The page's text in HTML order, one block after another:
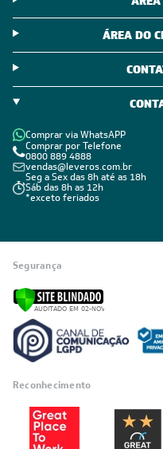
ÁREA DO
Comprar via WhatsAPP
Comprar por Telefone
0800 889 4888
vendas@leveros.com.br
Seg a Sex das 8h até as 18h
Sáb das 8h as 12h
*exceto feriados
Segurança
Reconhecimento